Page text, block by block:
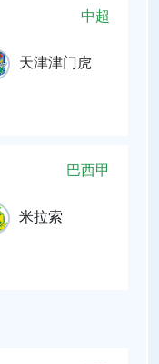
中超
天津津门虎
巴西甲
米拉索